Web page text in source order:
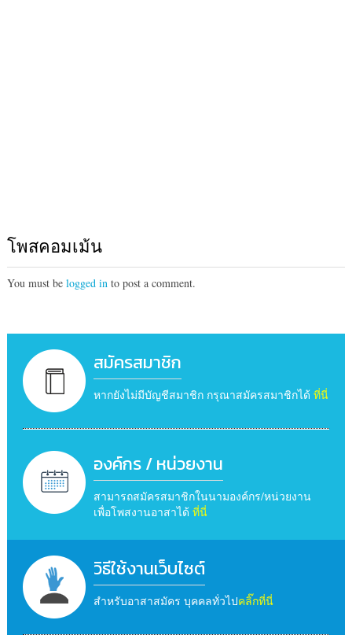
โพสคอมเม้น
You must be logged into post a comment.
สมัครสมาชิก
หากยังไม่มีบัญชีสมาชิก กรุณาสมัครสมาชิกได้ ที่นี่
องค์กร / หน่วยงาน
สามารถสมัครสมาชิกในนามองค์กร/หน่วยงาน
เพื่อโพสงานอาสาได้ ที่นี่
วิธีใช้งานเว็บไซต์
สำหรับอาสาสมัคร บุคคลทั่วไปคลิ๊กที่นี่